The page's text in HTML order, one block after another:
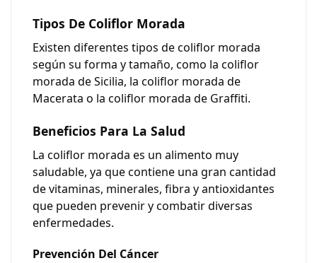
Tipos De Coliflor Morada
Existen diferentes tipos de coliflor morada
según su forma y tamaño, como la coliflor
morada de Sicilia, la coliflor morada de
Macerata o la coliflor morada de Graffiti.
Beneficios Para La Salud
La coliflor morada es un alimento muy
saludable, ya que contiene una gran cantidad
de vitaminas, minerales, fibra y antioxidantes
que pueden prevenir y combatir diversas
enfermedades.
Prevención Del Cáncer